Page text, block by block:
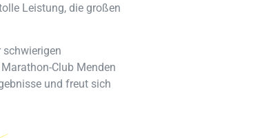
Leistung, die großen
schwierigen
Club Menden
und freut sich